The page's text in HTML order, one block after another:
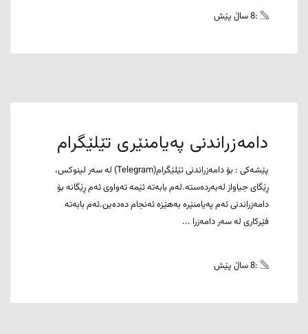
:8 ساڵ پێش
دامەزراندنی پەیامنێری تێلێگرام
پێشەکی : بۆ دامەزراندنی تێلێگرام(Telegram) لە سەر لینوکس،
ڕێگای جیاواز لەبەردەستە.لەم بابەتە ئێمە تەواوی ئەم ڕێگانە بۆ
دامەزراندنی ئەم پەیامنێرە بەهێزە ئەنجام دەدەین.ئەم بابەتە
فێرکاری لە سەر دامەزرا ...
:8 ساڵ پێش